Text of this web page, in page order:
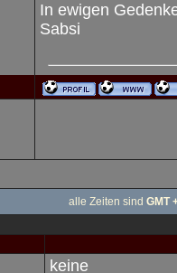
In ewigen
Sabsi
alle Zeiten sind GMT
keine